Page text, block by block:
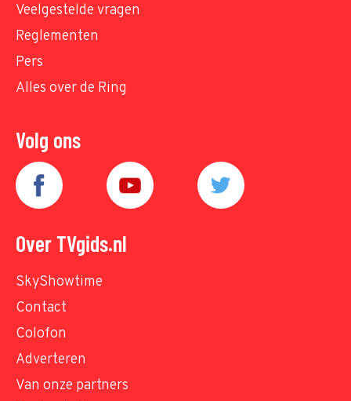
Veelgestelde vragen
Reglementen
Pers
Alles over de Ring
Volg ons
Over TVgids.nl
SkyShowtime
Contact
Colofon
Adverteren
Van onze partners